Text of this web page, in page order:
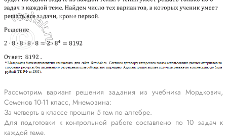
Рассмотрим вариант решения задания из учебника Мордкович,
Семенов 10-11 класс, Мнемозина:
За четверть в классе прошли 5 тем по алгебре.
Для подготовки к контрольной работе составлено по 10 задач к
каждой теме.